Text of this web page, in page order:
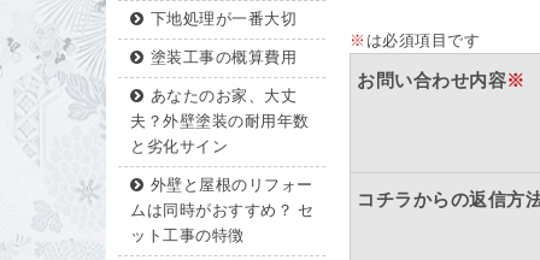
下地処理が一番大切
塗装工事の概算費用
あなたのお家、大丈
夫？外壁塗装の耐用年数
と劣化サイン
外壁と屋根のリフォー
ムは同時がおすすめ？ セ
ット工事の特徴
※ は必須項目です
お問い合わせ内容※
コチラからの返信方